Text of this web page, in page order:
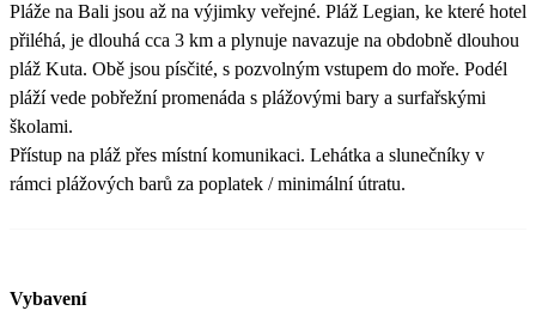
Pláže na Bali jsou až na výjimky veřejné. Pláž Legian, ke které hotel
přiléhá, je dlouhá cca 3 km a plynuje navazuje na obdobně dlouhou
pláž Kuta. Obě jsou písčité, s pozvolným vstupem do moře. Podél
pláží vede pobřežní promenáda s plážovými bary a surfařskými
školami.
Přístup na pláž přes místní komunikaci. Lehátka a slunečníky v
rámci plážových barů za poplatek / minimální útratu.
Vybavení